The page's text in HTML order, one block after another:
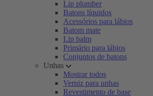
Lip plumber
Batons líquidos
Acessórios para lábios
Batom mate
Lip balm
Primário para lábios
Conjuntos de batons
Unhas
Mostrar todos
Verniz para unhas
Revestimento de base